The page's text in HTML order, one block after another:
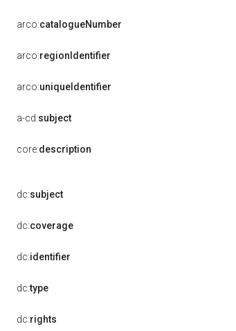
arco:catalogueNumber
arco:regionIdentifier
arco:uniqueIdentifier
a-cd:subject
core:description
dc:subject
dc:coverage
dc:identifier
dc:type
dc:rights